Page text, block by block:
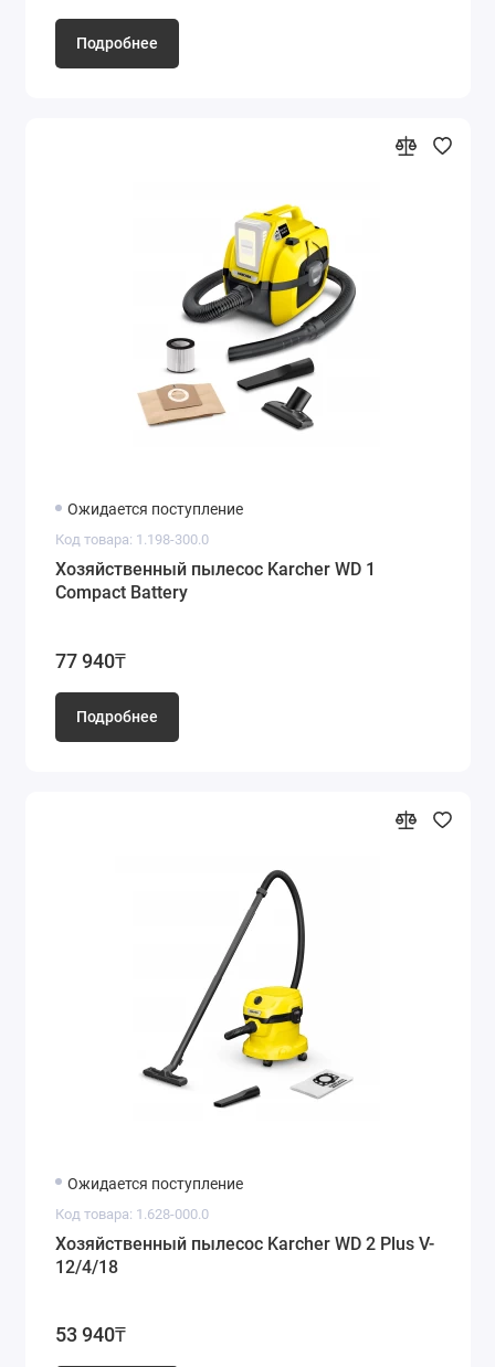
Подробнее
Ожидается поступление
Код товара: 1.198-300.0
Хозяйственный пылесос Karcher WD 1
Compact Battery
77 940₸
Подробнее
Ожидается поступление
Код товара: 1.628-000.0
Хозяйственный пылесос Karcher WD 2 Plus V-
12/4/18
53 940₸